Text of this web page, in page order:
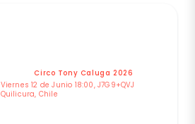
Circo Tony Caluga 2026
Viernes 12 de Junio 18:00, J7G9+QVJ
Quilicura, Chile